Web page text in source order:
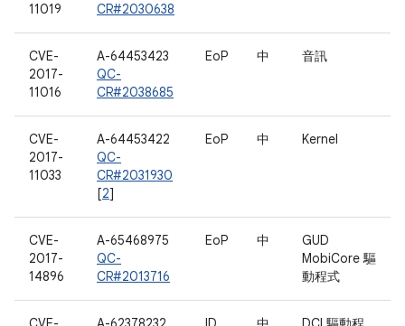
11019
CR#2030638
CVE-
2017-
11016
A-64453423
QC-
CR#2038685
EoP 中 音訊
CVE-
2017-
11033
A-64453422
QC-
CR#2031930
[2]
EoP 中 Kernel
CVE-
2017-
14896
A-65468975
QC-
CR#2013716
EoP 中
GUD
MobiCore 驅
動程式